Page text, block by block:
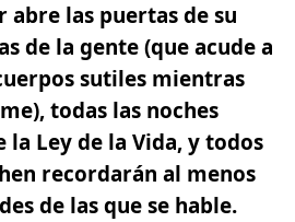
las puertas de su
de la gente (que acude a
sutiles mientras
todas las noches
la Ley de la Vida, y todos
recordarán al menos
de las que se hable.